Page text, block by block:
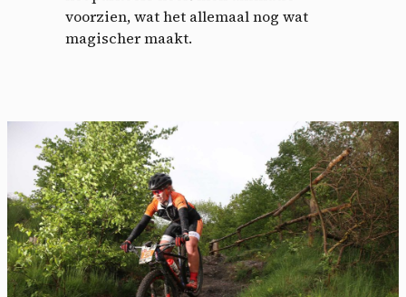
voorzien, wat het allemaal nog wat
magischer maakt.